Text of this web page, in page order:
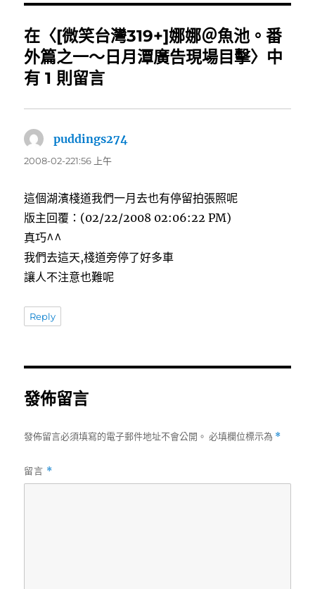
在〈[微笑台灣319+]娜娜＠魚池。番
外篇之一～日月潭廣告現場目擊〉中
有 1 則留言
puddings274
2008-02-221:56 上午
這個湖濱棧道我們一月去也有停留拍張照呢
版主回覆：(02/22/2008 02:06:22 PM)
真巧^^
我們去這天,棧道旁停了好多車
讓人不注意也難呢
Reply
發佈留言
發佈留言必須填寫的電子郵件地址不會公開。 必填欄位標示為 *
留言 *